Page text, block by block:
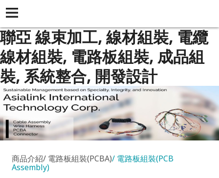
聯亞 線束加工, 線材組裝, 電纜
線材組裝, 電路板組裝, 成品組
裝, 系統整合, 開發設計
商品介紹 電路板組裝(PCBA) 電路板組裝(PCB
Assembly)